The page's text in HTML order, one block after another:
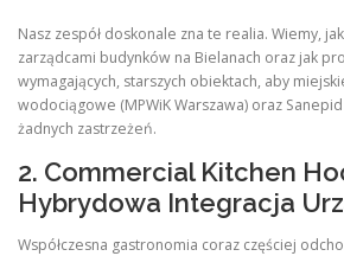
Nasz zespół doskonale zna te realia. Wiemy,
zarządcami budynków na Bielanach oraz jak
wymagających, starszych obiektach, aby
wodociągowe (MPWiK Warszawa) oraz
żadnych zastrzeżeń.
2. Commercial Kitchen
Hybrydowa Integracja
Współczesna gastronomia coraz częściej